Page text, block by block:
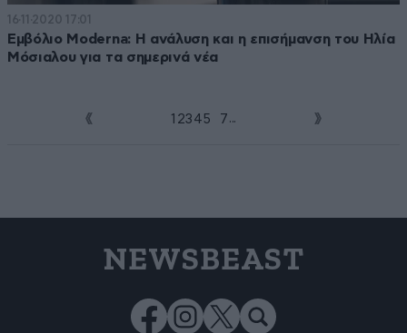
16·11·2020 17:01
Εμβόλιο Moderna: Η ανάλυση και η επισήμανση του Ηλία
Μόσιαλου για τα σημερινά νέα
1 23 4 5 7 ...
NEWSBEAST